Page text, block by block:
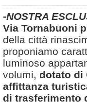
-NOSTRA
Via Tornabuoni
della città
proponiamo
luminoso
volumi, dotato di
affittanza
di trasferimento